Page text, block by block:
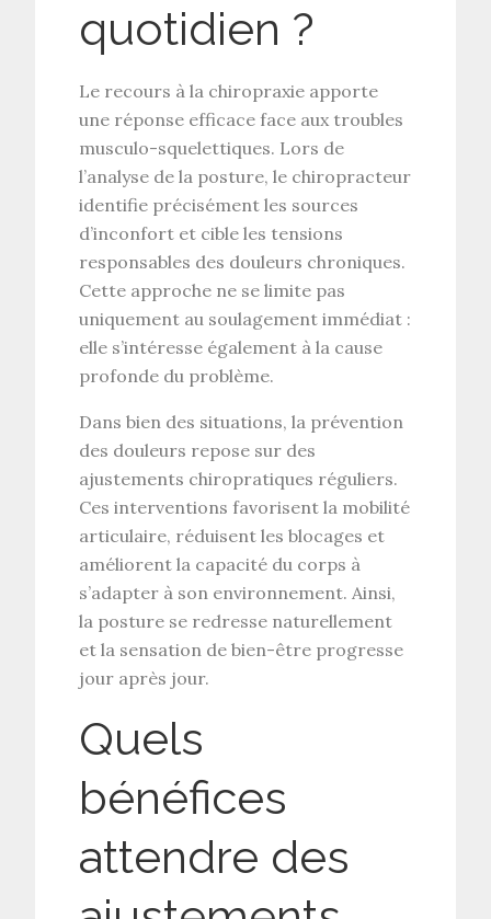
quotidien ?
Le recours à la chiropraxie apporte
une réponse efficace face aux troubles
musculo-squelettiques. Lors de
l’analyse de la posture, le chiropracteur
identifie précisément les sources
d’inconfort et cible les tensions
responsables des douleurs chroniques.
Cette approche ne se limite pas
uniquement au soulagement immédiat :
elle s’intéresse également à la cause
profonde du problème.
Dans bien des situations, la prévention
des douleurs repose sur des
ajustements chiropratiques réguliers.
Ces interventions favorisent la mobilité
articulaire, réduisent les blocages et
améliorent la capacité du corps à
s’adapter à son environnement. Ainsi,
la posture se redresse naturellement
et la sensation de bien-être progresse
jour après jour.
Quels
bénéfices
attendre des